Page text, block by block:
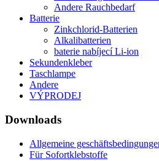
Andere Rauchbedarf
Batterie
Zinkchlorid-Batterien
Alkalibatterien
baterie nabíjecí Li-ion
Sekundenkleber
Taschlampe
Andere
VÝPRODEJ
Downloads
Allgemeine
Für Sofortklebstoffe